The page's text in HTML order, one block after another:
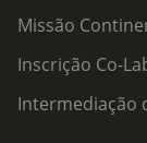
Missão
Inscrição Co-
Intermediação